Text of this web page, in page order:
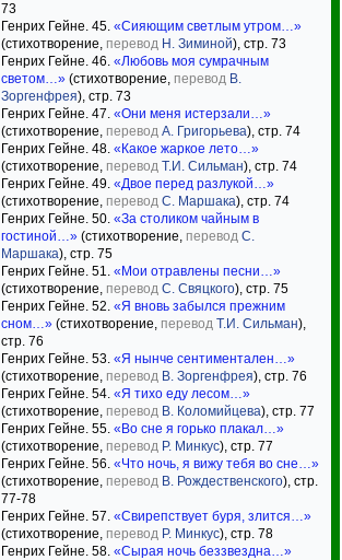
73
Генрих Гейне. 45. «Сияющим светлым утром…»
(стихотворение, перевод Н. Зиминой), стр. 73
Генрих Гейне. 46. «Любовь моя сумрачным
светом…» (стихотворение, перевод В.
Зоргенфрея), стр. 73
Генрих Гейне. 47. «Они меня истерзали…»
(стихотворение, перевод А. Григорьева), стр. 74
Генрих Гейне. 48. «Какое жаркое лето…»
(стихотворение, перевод Т.И. Сильман), стр. 74
Генрих Гейне. 49. «Двое перед разлукой…»
(стихотворение, перевод С. Маршака), стр. 74
Генрих Гейне. 50. «За столиком чайным в
гостиной…» (стихотворение, перевод С.
Маршака), стр. 75
Генрих Гейне. 51. «Мои отравлены песни…»
(стихотворение, перевод С. Свяцкого), стр. 75
Генрих Гейне. 52. «Я вновь забылся прежним
сном…» (стихотворение, перевод Т.И. Сильман),
стр. 76
Генрих Гейне. 53. «Я нынче сентиментален…»
(стихотворение, перевод В. Зоргенфрея), стр. 76
Генрих Гейне. 54. «Я тихо еду лесом…»
(стихотворение, перевод В. Коломийцева), стр. 77
Генрих Гейне. 55. «Во сне я горько плакал…»
(стихотворение, перевод Р. Минкус), стр. 77
Генрих Гейне. 56. «Что ночь, я вижу тебя во сне…»
(стихотворение, перевод В. Рождественского), стр.
77-78
Генрих Гейне. 57. «Свирепствует буря, злится…»
(стихотворение, перевод Р. Минкус), стр. 78
Генрих Гейне. 58. «Сырая ночь беззвездна…»